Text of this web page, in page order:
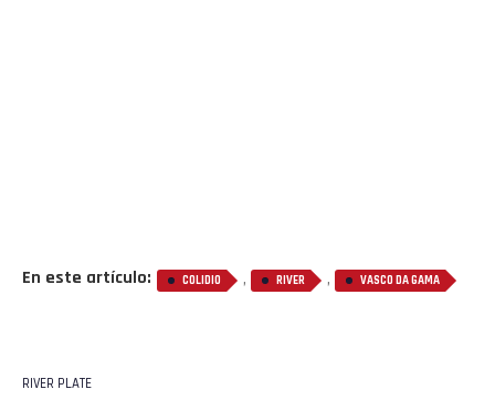
En este artículo: COLIDIO , RIVER , VASCO DA GAMA
RIVER PLATE